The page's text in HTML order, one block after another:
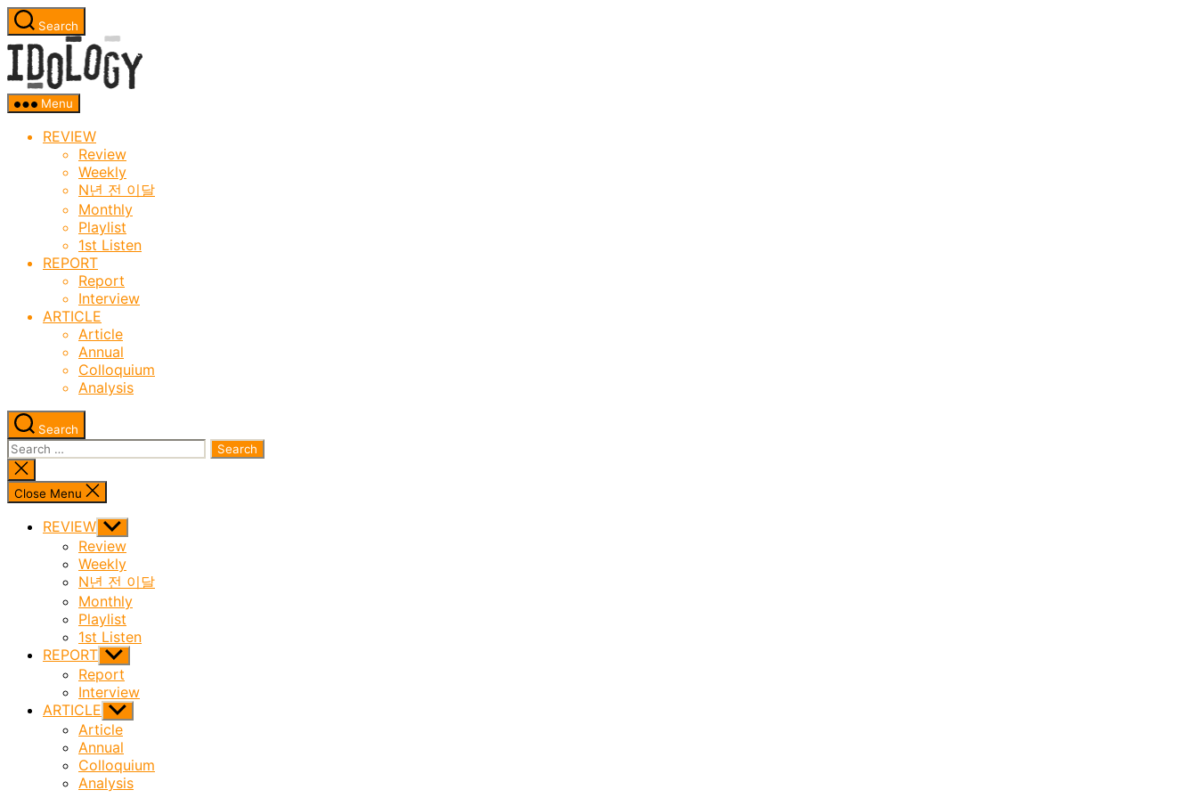
Skip
to
the
content
Search
Menu
REVIEW
Review
Weekly
N년 전 이달
Monthly
Playlist
1st Listen
REPORT
Report
Interview
ARTICLE
Article
Annual
Colloquium
Analysis
Search
Search
for:
Close
search
Close Menu
REVIEW Show
sub
menu
Review
Weekly
N년 전 이달
Monthly
Playlist
1st Listen
REPORT Show
sub
menu
Report
Interview
ARTICLE Show
sub
menu
Article
Annual
Colloquium
Analysis